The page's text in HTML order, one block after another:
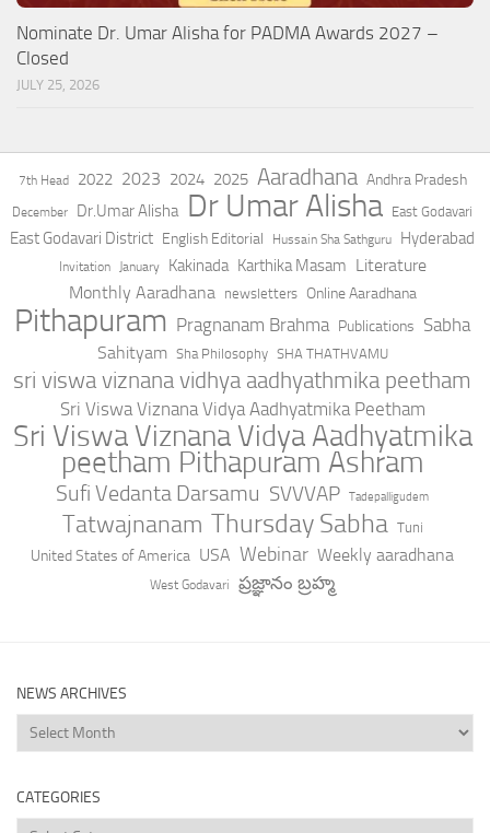
Nominate Dr. Umar Alisha for PADMA Awards 2027 –
Closed
JULY 25, 2026
7th Head 2022 2023 2024 2025 Aaradhana Andhra Pradesh
December Dr.Umar Alisha Dr Umar Alisha East Godavari
East Godavari District English Editorial Hussain Sha Sathguru Hyderabad
Invitation January Kakinada Karthika Masam Literature
Monthly Aaradhana
newsletters Online Aaradhana
Pithapuram Pragnanam Brahma Publications Sabha
Sahityam Sha Philosophy SHA THATHVAMU
sri viswa viznana vidhya aadhyathmika peetham
Sri Viswa Viznana Vidya Aadhyatmika Peetham
Sri Viswa Viznana Vidya Aadhyatmika
peetham Pithapuram Ashram
Sufi Vedanta Darsamu SVVVAP Tadepalligudem
Tatwajnanam Thursday Sabha Tuni
United States of America USA Webinar Weekly aaradhana
West Godavari ప్రజ్ఞానం బ్రహ్మ
NEWS ARCHIVES
News
Archives
CATEGORIES